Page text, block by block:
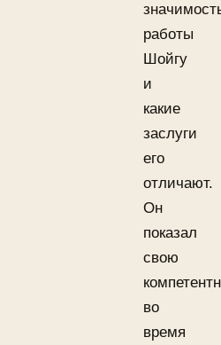
работы
Шойгу
и
какие
заслуги
его
отличают.
Он
показал
свою
во
время